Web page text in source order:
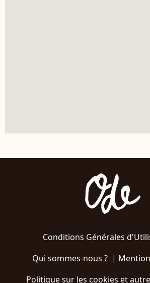
Conditions Générales
Qui sommes-nous ?|
Politique sur les cookies et